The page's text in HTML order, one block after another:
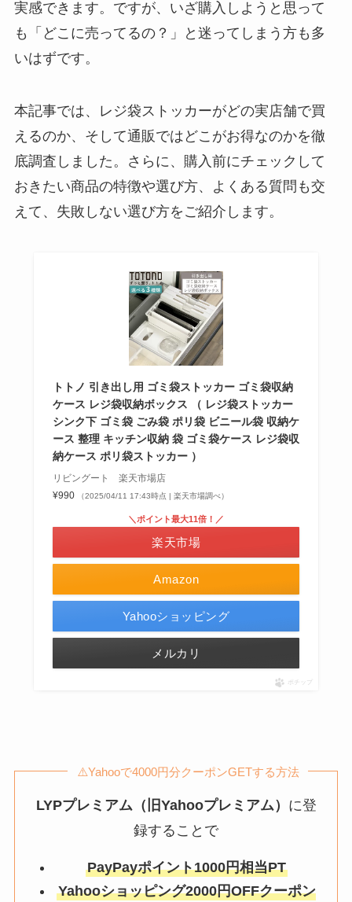
実感できます。ですが、いざ購入しようと思って
も「どこに売ってるの？」と迷ってしまう方も多
いはずです。
本記事では、レジ袋ストッカーがどの実店舗で買
えるのか、そして通販ではどこがお得なのかを徹
底調査しました。さらに、購入前にチェックして
おきたい商品の特徴や選び方、よくある質問も交
えて、失敗しない選び方をご紹介します。
トトノ 引き出し用 ゴミ袋ストッカー ゴミ袋収納
ケース レジ袋収納ボックス （ レジ袋ストッカー
シンク下 ゴミ袋 ごみ袋 ポリ袋 ビニール袋 収納ケ
ース 整理 キッチン収納 袋 ゴミ袋ケース レジ袋収
納ケース ポリ袋ストッカー ）
リビングート 楽天市場店
¥990
（2025/04/11 17:43時点 | 楽天市場調べ）
Amazon
＼ポイント最大11倍！／
楽天市場
Yahooショッピング
メルカリ
ポチップ
⚠️Yahooで4000円分クーポンGETする方法
LYPプレミアム（旧Yahooプレミアム） に登
録することで
PayPayポイント1000円相当PT
Yahooショッピング2000円OFFクーポン